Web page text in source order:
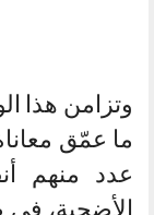
وتزامن هذا
ما عمّق
عدد منهم
الأضحية،